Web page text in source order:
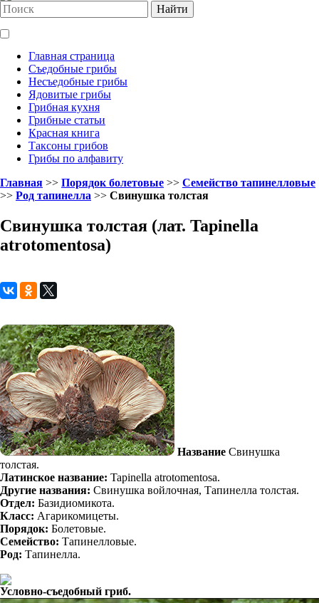
Найти
Главная страница
Съедобные грибы
Несъедобные грибы
Ядовитые грибы
Грибная кухня
Грибные статьи
Красная книга
Таксоны грибов
Грибы по алфавиту
Главная >> Порядок болетовые >> Семейство тапинелловые
>> Род тапинелла >> Свинушка толстая
Свинушка толстая (лат. Tapinella
atrotomentosa)
Название Свинушка
толстая.
Латинское название: Tapinella atrotomentosa.
Другие названия: Свинушка войлочная, Тапинелла толстая.
Отдел: Базидиомикота.
Класс: Агарикомицеты.
Порядок: Болетовые.
Семейство: Тапинелловые.
Род: Тапинелла.
Условно-съедобный гриб.